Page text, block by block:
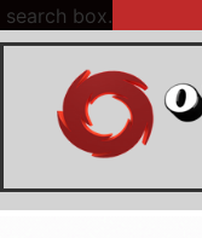
search box.